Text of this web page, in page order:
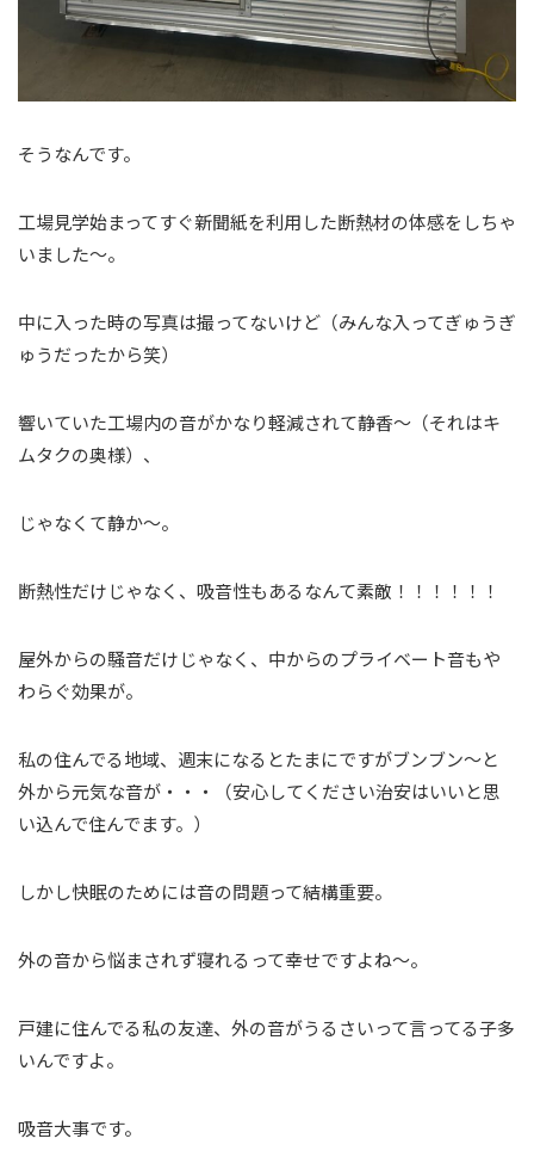
そうなんです。
工場見学始まってすぐ新聞紙を利用した断熱材の体感をしちゃ
いました～。
中に入った時の写真は撮ってないけど（みんな入ってぎゅうぎ
ゅうだったから笑）
響いていた工場内の音がかなり軽減されて静香～（それはキ
ムタクの奥様）、
じゃなくて静か～。
断熱性だけじゃなく、吸音性もあるなんて素敵！！！！！！
屋外からの騒音だけじゃなく、中からのプライベート音もや
わらぐ効果が。
私の住んでる地域、週末になるとたまにですがブンブン～と
外から元気な音が・・・（安心してください治安はいいと思
い込んで住んでます。）
しかし快眠のためには音の問題って結構重要。
外の音から悩まされず寝れるって幸せですよね～。
戸建に住んでる私の友達、外の音がうるさいって言ってる子多
いんですよ。
吸音大事です。